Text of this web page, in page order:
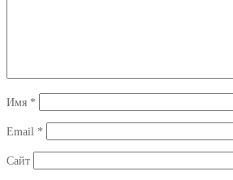
Имя *
Email *
Сайт